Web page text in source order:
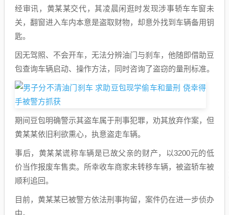
经审讯，黄某某交代，其凌晨闲逛时发现涉事轿车车窗未
关，翻窗进入车内本意是盗取财物，却意外找到车辆备用钥
匙。
因无驾照、不会开车，无法分辨油门与刹车，他随即借助豆
包查询车辆启动、操作方法，同时咨询了盗窃的量刑标准。
期间豆包明确警示其盗车属于刑事犯罪，劝其放弃作案，但
黄某某依旧利欲熏心，执意盗走车辆。
事后，黄某某谎称车辆是已故父亲的财产，以3200元的低
价当作报废车售卖。所幸收车商家未转移车辆，被盗轿车被
顺利追回。
目前，黄某某已被警方依法刑事拘留，案件仍在进一步侦办
中。